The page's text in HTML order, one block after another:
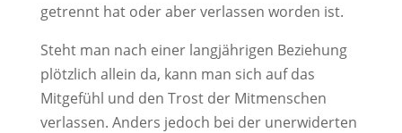
getrennt hat oder aber verlassen worden ist.
Steht man nach einer langjährigen Beziehung
plötzlich allein da, kann man sich auf das
Mitgefühl und den Trost der Mitmenschen
verlassen. Anders jedoch bei der unerwiderten